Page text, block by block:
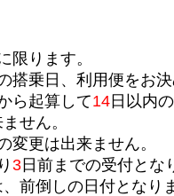
限ります。
搭乗日、利用便をお
ら起算して14 日以内
せん。
変更は出来ません。
3 日前までの受付とな
前倒しの日付となり